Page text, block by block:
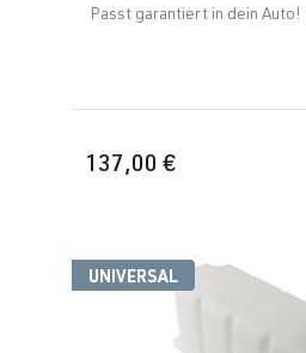
Passt garantiert in dein Auto!
137,00 €
UNIVERSAL